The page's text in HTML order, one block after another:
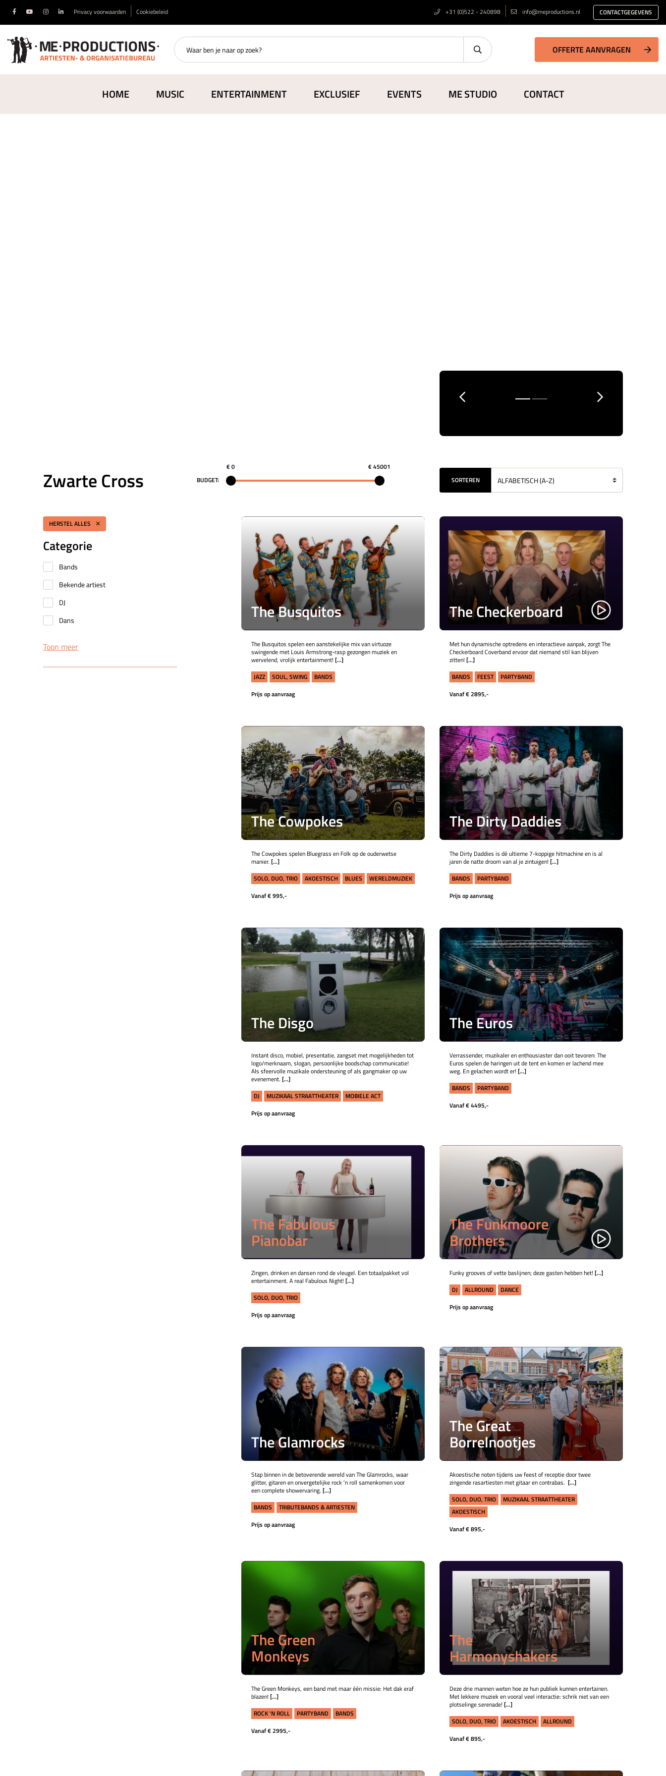
Privacy voorwaarden Cookiebeleid +31 (0)522 - 240898 info@meproductions.nl CONTACTGEGEVENS
OFFERTE AANVRAGEN
HOME MUSIC ENTERTAINMENT EXCLUSIEF EVENTS ME STUDIO CONTACT
Zwarte Cross BUDGET:
€ 0
€ 45001
SORTEREN
HERSTEL ALLES
Categorie
Bands
Bekende artiest
DJ
Dans
Toon meer
The Busquitos
The Busquitos spelen een aanstekelijke mix van virtuoze
swingende met Louis Armstrong-rasp gezongen muziek en
wervelend, vrolijk entertainment! [...]
JAZZ
SOUL, SWING
BANDS
Prijs op aanvraag
The Checkerboard
Met hun dynamische optredens en interactieve aanpak, zorgt The
Checkerboard Coverband ervoor dat niemand stil kan blijven
zitten! [...]
BANDS
FEEST
PARTYBAND
Vanaf € 2895,-
The Cowpokes
The Cowpokes spelen Bluegrass en Folk op de ouderwetse
manier. [...]
SOLO, DUO, TRIO
AKOESTISCH BLUES
WERELDMUZIEK
Vanaf € 995,-
The Dirty Daddies
The Dirty Daddies is dé ultieme 7-koppige hitmachine en is al
jaren de natte droom van al je zintuigen! [...]
BANDS
PARTYBAND
Prijs op aanvraag
The Disgo
Instant disco, mobiel, presentatie, zangset met mogelijkheden tot
logo/merknaam, slogan, persoonlijke boodschap communicatie!
Als sfeervolle muzikale ondersteuning of als gangmaker op uw
evenement. [...]
DJ
MUZIKAAL STRAATTHEATER
MOBIELE ACT
Prijs op aanvraag
The Euros
Verrassender, muzikaler en enthousiaster dan ooit tevoren: The
Euros spelen de haringen uit de tent en komen er lachend mee
weg. En gelachen wordt er! [...]
BANDS
PARTYBAND
Vanaf € 4495,-
The Fabulous
Pianobar
Zingen, drinken en dansen rond de vleugel. Een totaalpakket vol
entertainment. A real Fabulous Night! [...]
SOLO, DUO, TRIO
Prijs op aanvraag
The Funkmoore
Brothers
Funky grooves of vette baslijnen; deze gasten hebben het! [...]
DJ
ALLROUND
DANCE
Prijs op aanvraag
The Glamrocks
Stap binnen in de betoverende wereld van The Glamrocks, waar
glitter, gitaren en onvergetelijke rock ‘n roll samenkomen voor
een complete showervaring. [...]
BANDS
TRIBUTEBANDS & ARTIESTEN
Prijs op aanvraag
The Great
Borrelnootjes
Akoestische noten tijdens uw feest of receptie door twee
zingende rasartiesten met gitaar en contrabas. [...]
SOLO, DUO, TRIO
MUZIKAAL STRAATTHEATER
AKOESTISCH
Vanaf € 895,-
The Green
Monkeys
The Green Monkeys, een band met maar één missie: Het dak eraf
blazen! [...]
ROCK 'N ROLL
PARTYBAND
BANDS
Vanaf € 2995,-
The
Harmonyshakers
Deze drie mannen weten hoe ze hun publiek kunnen entertainen.
Met lekkere muziek en vooral veel interactie: schrik niet van een
plotselinge serenade! [...]
SOLO, DUO, TRIO
AKOESTISCH
ALLROUND
Vanaf € 895,-